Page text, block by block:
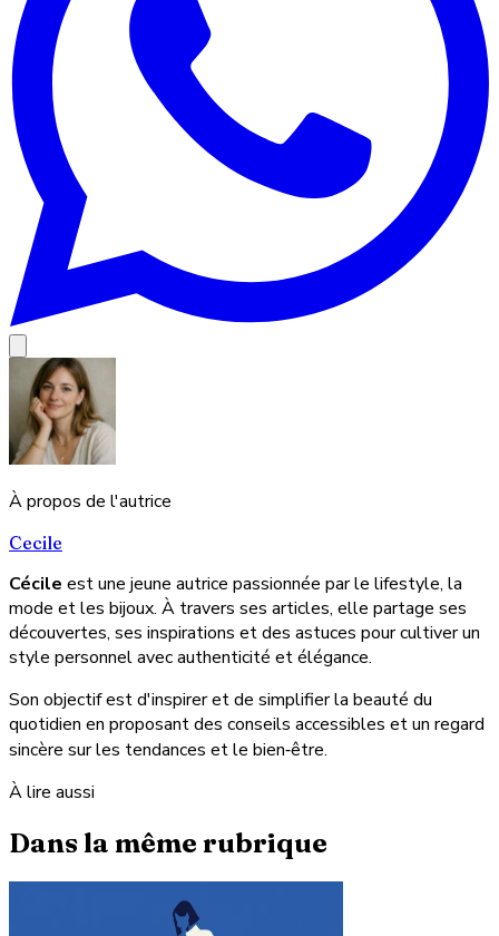
À propos de l'autrice
Cecile
Cécile est une jeune autrice passionnée par le lifestyle, la
mode et les bijoux. À travers ses articles, elle partage ses
découvertes, ses inspirations et des astuces pour cultiver un
style personnel avec authenticité et élégance.
Son objectif est d'inspirer et de simplifier la beauté du
quotidien en proposant des conseils accessibles et un regard
sincère sur les tendances et le bien‑être.
À lire aussi
Dans la même rubrique